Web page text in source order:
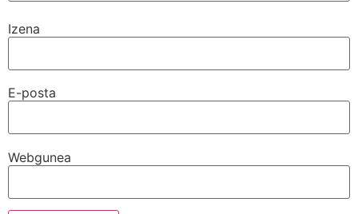
Izena
E-posta
Webgunea